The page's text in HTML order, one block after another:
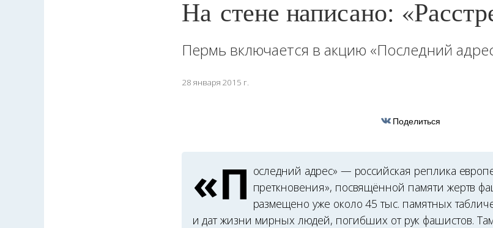
На стене написано:
Пермь включается в акцию «Последний
28 января 2015 г.
Поделиться
«П оследний адрес» — российская реплика
преткновения», посвящённой памяти жертв
размещено уже около 45 тыс. памятных
и дат жизни мирных людей, погибших от рук фашистов.